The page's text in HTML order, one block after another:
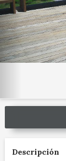
Descripción